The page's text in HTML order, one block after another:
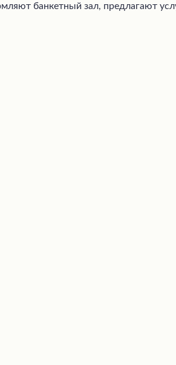
банкетный зал, предлагают
временем.